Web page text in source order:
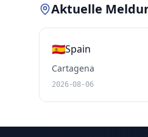
Aktuelle
🇪🇸Spain
Cartagena
2026-08-06